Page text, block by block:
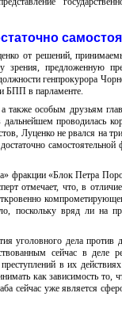
от решений,
предложенную
генпрокурора
БПП в парламенте.
также особым друзьям
проводилась
Луценко не рвался на
фракции «Блок Петра
отмечает, что, в
поскольку вряд ли на
уголовного дела
сейчас в деле
в их
как зависимость то,
сейчас уже является